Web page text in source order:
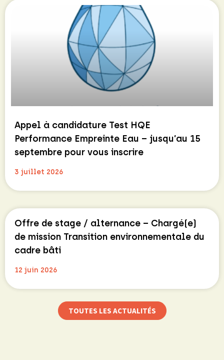
Appel à candidature Test HQE
Performance Empreinte Eau – jusqu’au 15
septembre pour vous inscrire
3 juillet 2026
Offre de stage / alternance – Chargé(e)
de mission Transition environnementale du
cadre bâti
12 juin 2026
TOUTES LES ACTUALITÉS